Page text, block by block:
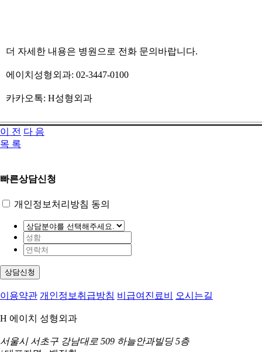
더 자세한 내용은 병원으로 전화 문의바랍니다.
에이치성형외과: 02-3447-0100
카카오톡: H성형외과
이 전 다 음
목 록
빠른상담신청
개인정보처리방침 동의
상담신청
이용약관 개인정보취급방침 비급여진료비 오시는길
H 에이치 성형외과
서울시 서초구 강남대로 509 하늘안과빌딩 5층